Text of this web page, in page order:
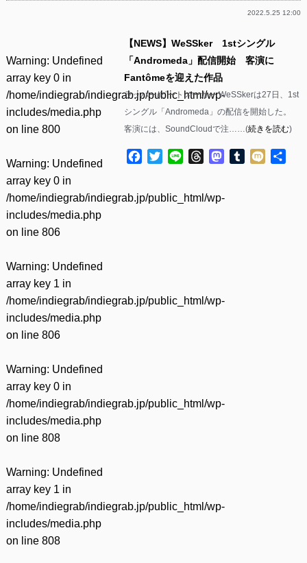
2022.5.25 12:00
Warning: Undefined
array key 0 in
/home/indiegrab/indiegrab.jp/public_html/wp-
includes/media.php
on line 800
Warning: Undefined
array key 0 in
/home/indiegrab/indiegrab.jp/public_html/wp-
includes/media.php
on line 806
Warning: Undefined
array key 1 in
/home/indiegrab/indiegrab.jp/public_html/wp-
includes/media.php
on line 806
Warning: Undefined
array key 0 in
/home/indiegrab/indiegrab.jp/public_html/wp-
includes/media.php
on line 808
Warning: Undefined
array key 1 in
/home/indiegrab/indiegrab.jp/public_html/wp-
includes/media.php
on line 808
【NEWS】WeSSker 1stシングル
「Andromeda」配信開始 客演に
Fantômeを迎えた作品
ラッパー/ビートメーカー WeSSkerは27日、1st
シングル「Andromeda」の配信を開始した。
客演には、SoundCloudで注……(続きを読む)
Facebook
TwitterLine ThreadsMastodon
Tumblr
Mixi